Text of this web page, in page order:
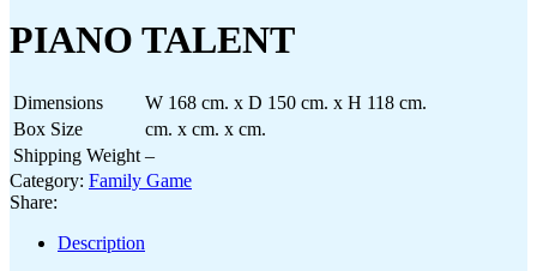
PIANO TALENT
Dimensions
W 168 cm. x D 150 cm. x H 118 cm.
Box Size
cm. x cm. x cm.
Shipping Weight –
Category: Family Game
Share:
Description